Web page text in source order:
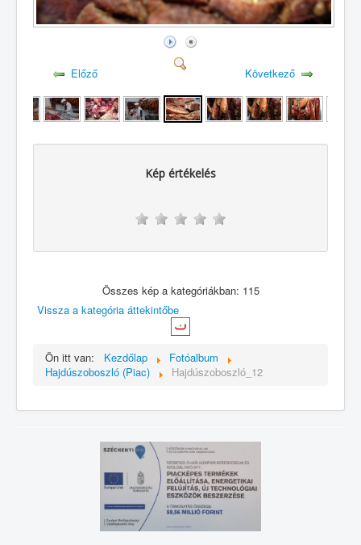
Előző Következő
Kép értékelés
Összes kép a kategóriákban: 115
Vissza a kategória áttekintőbe
Ön itt van: Kezdőlap
Fotóalbum
Hajdúszoboszló (Piac)
Hajdúszoboszló_12